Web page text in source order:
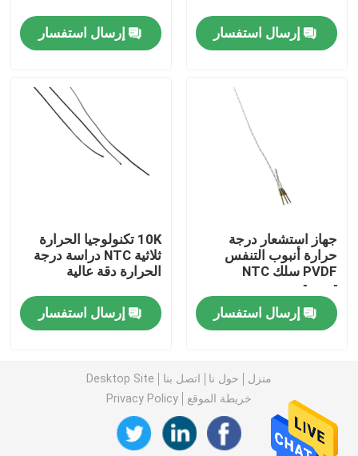
مستشعر درجة حرارة السطح
مستشعر درجة الحرارة NTC
حساس درجة حرارة المسبار
مسبار الثرمستور NTC
الايبوكسي الثرمستور
حرارة فيلم رقيق
الثرمستور حبة الزجاج
مستشعر درجة الحرارة RTD
إرسال استفسار إرسال استفسار
جهاز استشعار درجة
حرارة أنبوب التنفس
PVDF سلك NTC
ترمستور
إرسال استفسار
10K تكنولوجيا الحرارة
ثلاثية NTC دراسة درجة
الحرارة دقة عالية
إرسال استفسار
منزل حول نا اتصل بنا
Desktop Site
خريطة الموقع
Privacy Policy